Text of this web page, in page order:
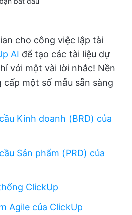
cho công việc lập tài
AI để tạo các tài liệu dự
với một vài lời nhắc! Nền
một số mẫu sẵn sàng
Kinh doanh (BRD) của
Sản phẩm (PRD) của
ClickUp
Agile của ClickUp